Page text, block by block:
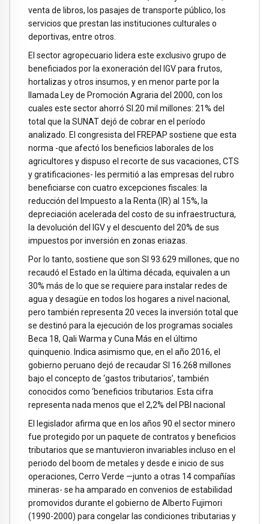
venta de libros, los pasajes de transporte público, los
servicios que prestan las instituciones culturales o
deportivas, entre otros.
El sector agropecuario lidera este exclusivo grupo de
beneficiados por la exoneración del IGV para frutos,
hortalizas y otros insumos, y en menor parte por la
llamada Ley de Promoción Agraria del 2000, con los
cuales este sector ahorró SI.20 mil millones: 21% del
total que la SUNAT dejó de cobrar en el período
analizado. El congresista del FREPAP sostiene que esta
norma -que afectó los beneficios laborales de los
agricultores y dispuso el recorte de sus vacaciones, CTS
y gratificaciones- les permitió a las empresas del rubro
beneficiarse con cuatro excepciones fiscales: la
reducción del Impuesto a la Renta (IR) al 15%, la
depreciación acelerada del costo de su infraestructura,
la devolución del lGV y el descuento del 20% de sus
impuestos por inversión en zonas eriazas.
Por lo tanto, sostiene que son SI 93.629 millones, que no
recaudó el Estado en la última década, equivalen a un
30% más de lo que se requiere para instalar redes de
agua y desagüe en todos los hogares a nivel nacional,
pero también representa 20 veces la inversión total que
se destinó para la ejecución de los programas sociales
Beca 18, Qali Warma y Cuna Más en el último
quinquenio. Indica asimismo que, en el año 2016, el
gobierno peruano dejó de recaudar SI 16.268 millones
bajo el concepto de ‘gastos tributarios’, también
conocidos como ‘beneficios tributarios. Esta cifra
representa nada menos que el 2,2% del PBI nacional
El legislador afirma que en los años 90 el sector minero
fue protegido por un paquete de contratos y beneficios
tributarios que se mantuvieron invariables incluso en el
periodo del boom de metales y desde e inicio de sus
operaciones, Cerro Verde —junto a otras 14 compañías
mineras- se ha amparado en convenios de estabilidad
promovidos durante el gobierno de Alberto Fujimori
(1990-2000) para congelar las condiciones tributarias y